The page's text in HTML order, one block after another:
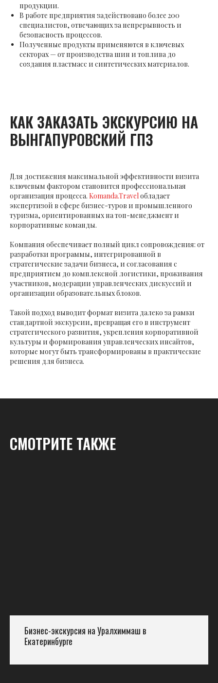
продукции.
В работе предприятия задействовано более 200
специалистов, отвечающих за непрерывность и
безопасность процессов.
Полученные продукты применяются в ключевых
секторах — от производства шин и топлива до
создания пластмасс и синтетических материалов.
КАК ЗАКАЗАТЬ ЭКСКУРСИЮ НА
ВЫНГАПУРОВСКИЙ ГПЗ
Для достижения максимальной эффективности визита
ключевым фактором становится профессиональная
организация процесса. Komanda.Travel обладает
экспертизой в сфере бизнес-туров и промышленного
туризма, ориентированных на топ-менеджмент и
корпоративные команды.
Компания обеспечивает полный цикл сопровождения: от
разработки программы, интегрированной в
стратегические задачи бизнеса, и согласования с
предприятием до комплексной логистики, проживания
участников, модерации управленческих дискуссий и
организации образовательных блоков.
Такой подход выводит формат визита далеко за рамки
стандартной экскурсии, превращая его в инструмент
стратегического развития, укрепления корпоративной
культуры и формирования управленческих инсайтов,
которые могут быть трансформированы в практические
решения для бизнеса.
СМОТРИТЕ ТАКЖЕ
Бизнес-экскурсия на Уралхиммаш в
Екатеринбурге